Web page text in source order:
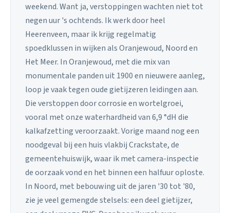
weekend. Want ja, verstoppingen wachten niet tot
negen uur 's ochtends. Ik werk door heel
Heerenveen, maar ik krijg regelmatig
spoedklussen in wijken als Oranjewoud, Noord en
Het Meer. In Oranjewoud, met die mix van
monumentale panden uit 1900 en nieuwere aanleg,
loop je vaak tegen oude gietijzeren leidingen aan.
Die verstoppen door corrosie en wortelgroei,
vooral met onze waterhardheid van 6,9 °dH die
kalkafzetting veroorzaakt. Vorige maand nog een
noodgeval bij een huis vlakbij Crackstate, de
gemeentehuiswijk, waar ik met camera-inspectie
de oorzaak vond en het binnen een halfuur oploste.
In Noord, met bebouwing uit de jaren '30 tot '80,
zie je veel gemengde stelsels: een deel gietijzer,